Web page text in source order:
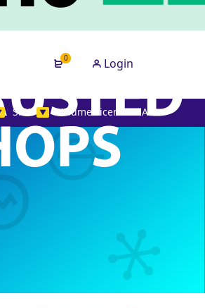
0 Login
SMS ▼ Volume License MAK